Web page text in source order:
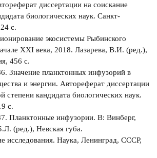
диссертации на соискание
биологических наук. Санкт-
с.
экосистемы Рыбинского
ХХI века, 2018. Лазарева, В.И. (ред.),
456 с.
Значение планктонных инфузорий в
и энергии. Автореферат диссертации
степени кандидата биологических наук.
с.
Планктонные инфузории. В: Винберг,
(ред.), Невская губа.
исследования. Наука, Ленинград, СССР,